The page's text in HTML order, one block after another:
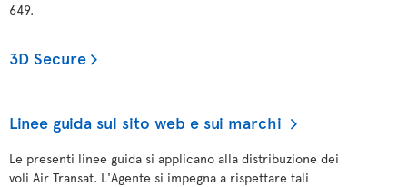
649.
3D Secure
Linee guida sul sito web e sui marchi
Le presenti linee guida si applicano alla distribuzione dei
voli Air Transat. L'Agente si impegna a rispettare tali